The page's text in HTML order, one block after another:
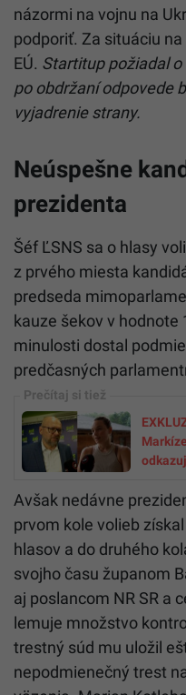
názormi na vojnu na
podporiť. Za situáciu na
EÚ. Startitup požiadal
po obdržaní odpovede
vyjadrenie strany.
Neúspešne
prezidenta
Šéf ĽSNS sa o hlasy
z prvého miesta
predseda
kauze šekov v hodnote
minulosti dostal
predčasných
Avšak nedávne
prvom kole volieb
hlasov a do druhého
svojho času županom
aj poslancom NR SR a
lemuje množstvo
trestný súd mu uložil
nepodmienečný trest